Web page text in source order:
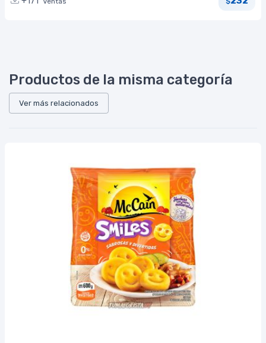
Productos de la misma categoría
Ver más relacionados